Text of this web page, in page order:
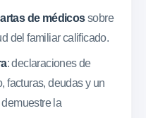
de médicossobre
del familiar calificado.
: declaraciones de
facturas, deudas y un
la